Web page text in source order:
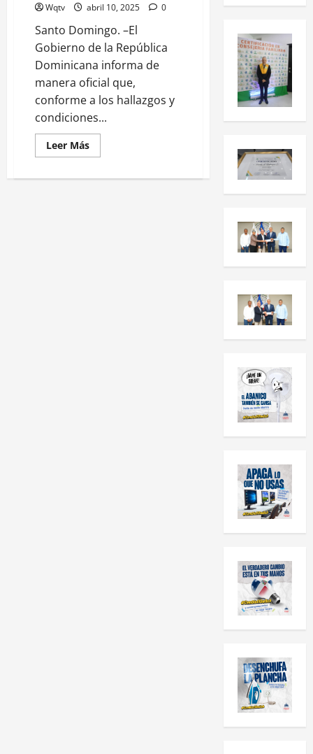
Wqtv abril 10, 2025 0
Santo Domingo. –El
Gobierno de la República
Dominicana informa de
manera oficial que,
conforme a los hallazgos y
condiciones...
Leer Más